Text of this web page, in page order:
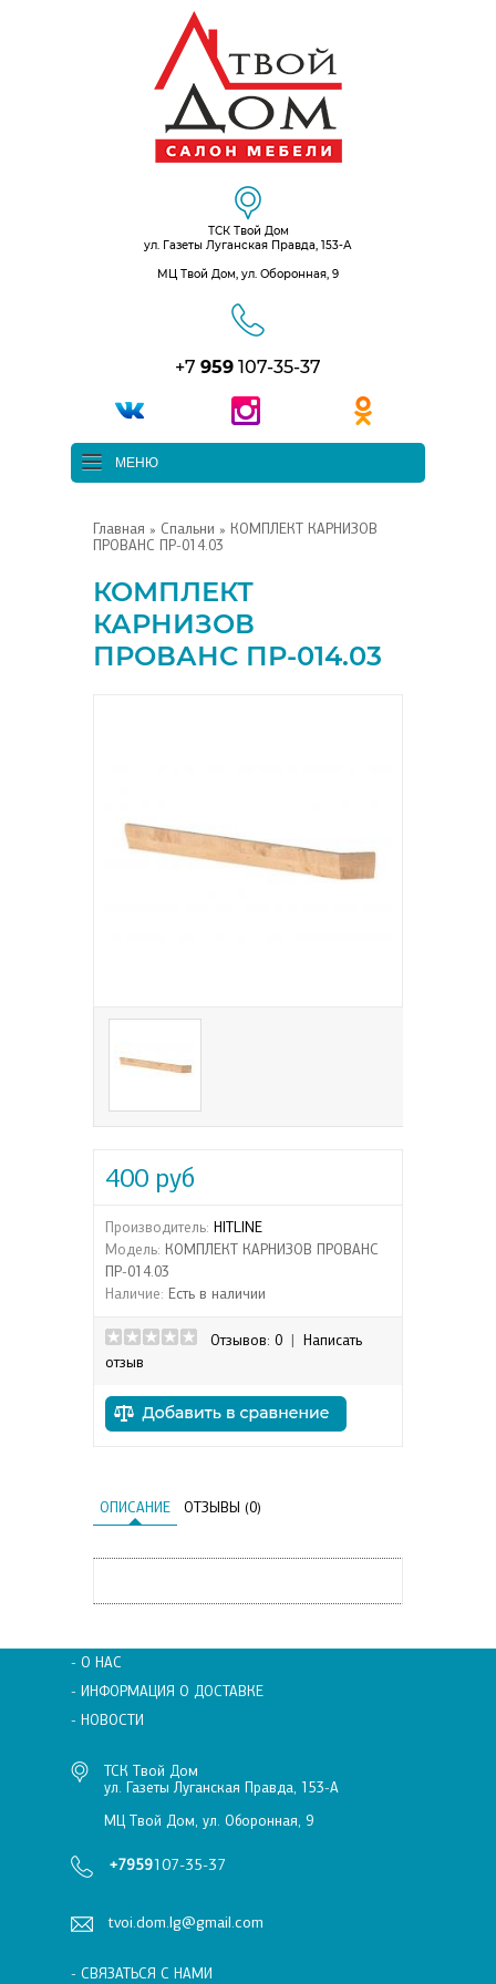
ТСК Твой Дом
ул. Газеты Луганская Правда, 153-А
МЦ Твой Дом, ул. Оборонная, 9
+7 959 107-35-37
МЕНЮ
Главная » Спальни » КОМПЛЕКТ КАРНИЗОВ
ПРОВАНС ПР-014.03
КОМПЛЕКТ
КАРНИЗОВ
ПРОВАНС ПР-014.03
400 руб
Производитель: HITLINE
Модель: КОМПЛЕКТ КАРНИЗОВ ПРОВАНС
ПР-014.03
Наличие: Есть в наличии
Отзывов: 0
Написать
отзыв
ОПИСАНИЕ ОТЗЫВЫ (0)
- О НАС
- ИНФОРМАЦИЯ О ДОСТАВКЕ
- НОВОСТИ
ТСК Твой Дом
ул. Газеты Луганская Правда, 153-А
МЦ Твой Дом, ул. Оборонная, 9
+7959107-35-37
tvoi.dom.lg@gmail.com
- СВЯЗАТЬСЯ С НАМИ